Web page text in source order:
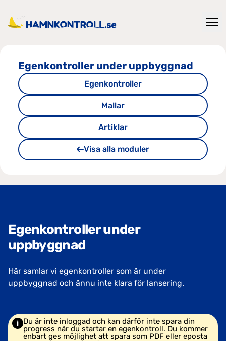
Egenkontroller under uppbyggnad
Egenkontroller
Mallar
Artiklar
Visa alla moduler
Egenkontroller under
uppbyggnad
Här samlar vi egenkontroller som är under
uppbyggnad och ännu inte klara för lansering.
Du är inte inloggad och kan därför inte spara din
progress när du startar en egenkontroll. Du kommer
enbart ges möjlighet att spara som PDF eller eposta